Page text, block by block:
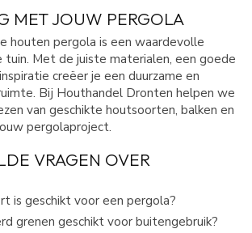
MET JOUW PERGOLA
houten pergola is een waardevolle
tuin. Met de juiste materialen, een goede
creëer je een duurzame en
Bij Houthandel Dronten helpen we
van geschikte houtsoorten, balken en
pergolaproject.
VRAGEN OVER
is geschikt voor een pergola?
grenen geschikt voor buitengebruik?